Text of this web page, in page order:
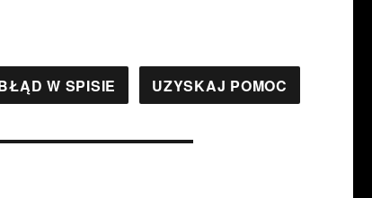
W SPISIE UZYSKAJ POMOC